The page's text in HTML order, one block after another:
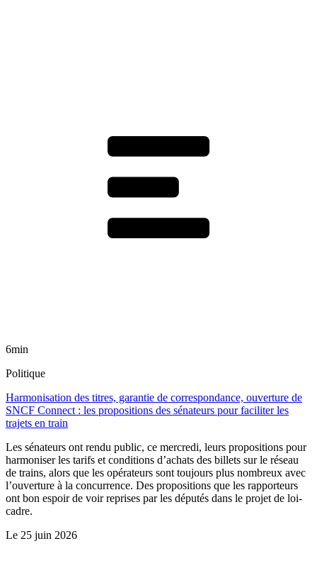
6min
Politique
Harmonisation des titres, garantie de correspondance, ouverture de
SNCF Connect : les propositions des sénateurs pour faciliter les
trajets en train
Les sénateurs ont rendu public, ce mercredi, leurs propositions pour
harmoniser les tarifs et conditions d’achats des billets sur le réseau
de trains, alors que les opérateurs sont toujours plus nombreux avec
l’ouverture à la concurrence. Des propositions que les rapporteurs
ont bon espoir de voir reprises par les députés dans le projet de loi-
cadre.
Le 25 juin 2026